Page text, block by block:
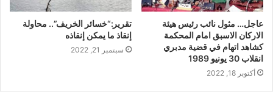
عاجل… مثول نائب رئيس هيئة
الاركان الاسبق امام المحكمة
كشاهد اتهام في قضية مدبري
انقلاب 30 يونيو 1989
أكتوبر 18, 2022
تقرير:“خسائر الخريف”.. محاولة
إنقاذ ما يمكن إنقاذه
سبتمبر 21, 2022